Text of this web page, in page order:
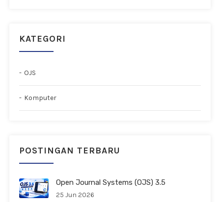
KATEGORI
OJS
Komputer
POSTINGAN TERBARU
Open Journal Systems (OJS) 3.5
25 Jun 2026